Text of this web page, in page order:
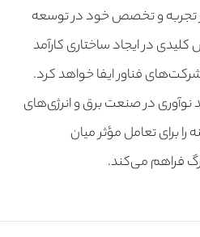
تجربه و تخصص خود در توسعه
در ایجاد ساختاری کارآمد
فناور ایفا خواهد کرد.
نوآوری در صنعت برق و انرژی‌های
برای تعامل مؤثر میان
فراهم می‌کند.